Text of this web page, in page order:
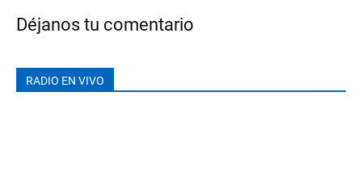
Déjanos tu comentario
RADIO EN VIVO